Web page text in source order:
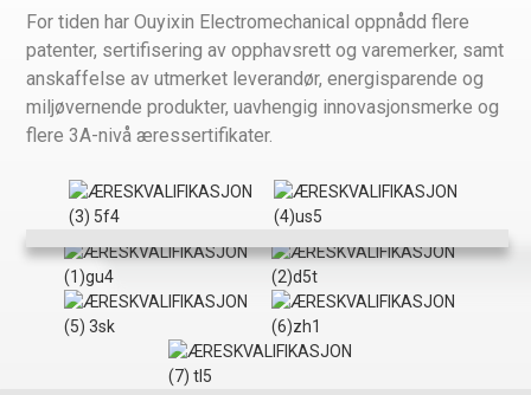
For tiden har Ouyixin Electromechanical oppnådd flere
patenter, sertifisering av opphavsrett og varemerker, samt
anskaffelse av utmerket leverandør, energisparende og
miljøvernende produkter, uavhengig innovasjonsmerke og
flere 3A-nivå æressertifikater.